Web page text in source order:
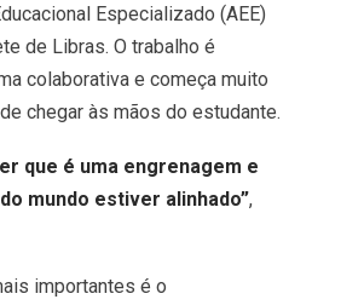
Especializado (AEE)
de Libras. O trabalho é
colaborativa e começa muito
chegar às mãos do estudante.
que é uma engrenagem e
mundo estiver alinhado”,
importantes é o